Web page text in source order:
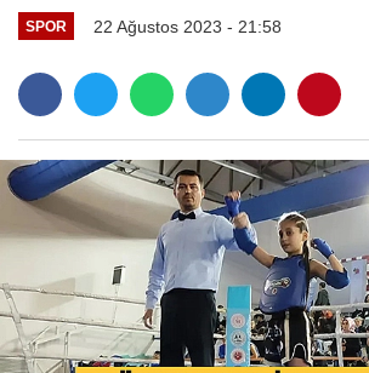
SPOR 22 Ağustos 2023 - 21:58